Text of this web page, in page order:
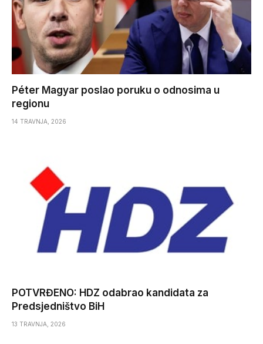
Péter Magyar poslao poruku o odnosima u
regionu
14 TRAVNJA, 2026
POTVRĐENO: HDZ odabrao kandidata za
Predsjedništvo BiH
13 TRAVNJA, 2026